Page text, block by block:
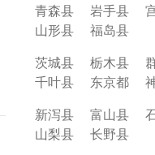
青森县
岩手县
山形县
福岛县
茨城县
栃木县
千叶县
东京都
新泻县
富山县
山梨县
长野县